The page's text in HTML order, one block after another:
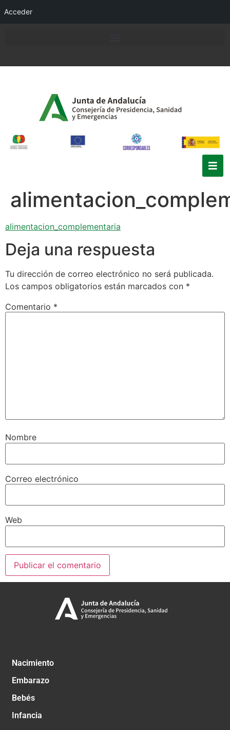
Acceder
alimentacion_complementaria
Deja una respuesta
Tu dirección de correo electrónico no será publicada.
Los campos obligatorios están marcados con *
Comentario *
Nombre
Correo electrónico
Web
Nacimiento
Embarazo
Bebés
Infancia